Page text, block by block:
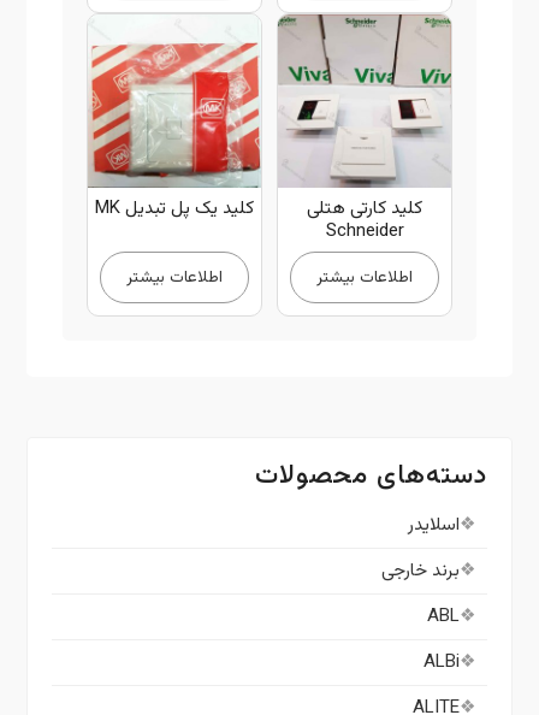
کلید کارتی هتلی
Schneider
اطلاعات بیشتر
کلید یک پل تبدیل MK
اطلاعات بیشتر
دسته‌های محصولات
اسلایدر
برند خارجی
ABL
ALBi
ALITE